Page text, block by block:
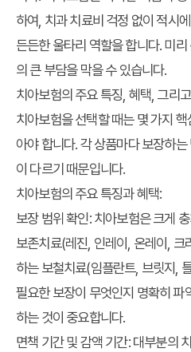
하여, 치과 치료비 걱정 없이 적시
든든한 울타리 역할을 합니다. 미
의 큰 부담을 막을 수 있습니다.
치아보험의 주요 특징, 혜택, 그리
치아보험을 선택할 때는 몇 가지
아야 합니다. 각 상품마다 보장하
이 다르기 때문입니다.
치아보험의 주요 특징과 혜택:
보장 범위 확인:치아보험은 크게
보존치료(레진, 인레이, 온레이, 크
하는 보철치료(임플란트, 브릿지,
필요한 보장이 무엇인지 명확히 파
하는 것이 중요합니다.
면책 기간 및 감액 기간:대부분의